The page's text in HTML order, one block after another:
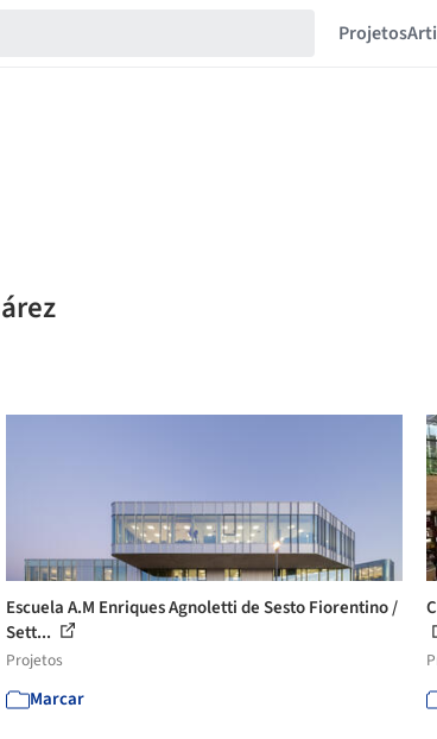
Projetos
Escuela A.M Enriques Agnoletti de Sesto Fiorentino /
Sett...
Projetos
Marcar